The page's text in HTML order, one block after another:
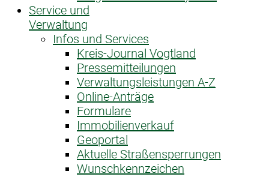
Service und
Verwaltung
Infos und Services
Kreis-Journal Vogtland
Pressemitteilungen
Verwaltungsleistungen A-Z
Online-Anträge
Formulare
Immobilienverkauf
Geoportal
Aktuelle Straßensperrungen
Wunschkennzeichen